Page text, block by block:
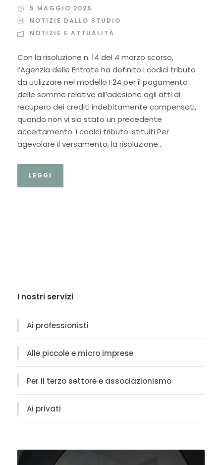
5 MAGGIO 2025
NOTIZIE DALLO STUDIO
NOTIZIE E ATTUALITÀ
Con la risoluzione n. 14 del 4 marzo scorso,
l’Agenzia delle Entrate ha definito i codici tributo
da utilizzare nel modello F24 per il pagamento
delle somme relative all’adesione agli atti di
recupero dei crediti indebitamente compensati,
quando non vi sia stato un precedente
accertamento. I codici tributo istituiti Per
agevolare il versamento, la risoluzione...
LEGGI
I nostri servizi
Ai professionisti
Alle piccole e micro imprese
Per il terzo settore e associazionismo
Ai privati